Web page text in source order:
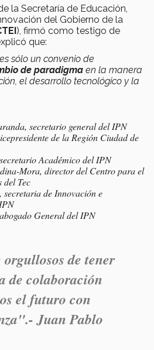
la Secretaría de Educación,
del Gobierno de la
), firmó como testigo de
que:
sólo un convenio de
de paradigma en la manera
el desarrollo tecnológico y la
secretario general del IPN
de la Región Ciudad de
Académico del IPN
Mora, director del Centro para el
del Tec
secretaria de Innovación e
General del IPN
de tener
de colaboración
el futuro con
Juan Pablo